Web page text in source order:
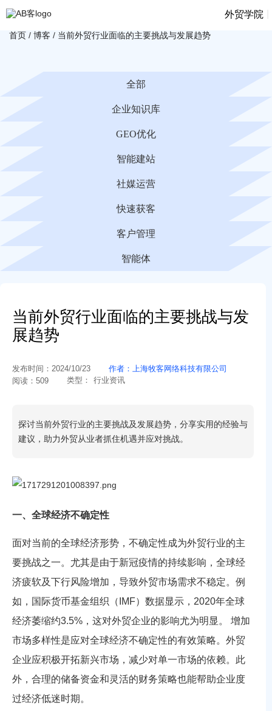
外贸学院
首页 / 博客 / 当前外贸行业面临的主要挑战与发展趋势
全部
企业知识库
GEO优化
智能建站
社媒运营
快速获客
客户管理
智能体
当前外贸行业面临的主要挑战与发
展趋势
发布时间： 2024/10/23 作者： 上海牧客网络科技有限公司
阅读： 509 类型： 行业资讯
探讨当前外贸行业的主要挑战及发展趋势，分享实用的经验与
建议，助力外贸从业者抓住机遇并应对挑战。
一、全球经济不确定性
面对当前的全球经济形势，不确定性成为外贸行业的主
要挑战之一。尤其是由于新冠疫情的持续影响，全球经
济疲软及下行风险增加，导致外贸市场需求不稳定。例
如，国际货币基金组织（IMF）数据显示，2020年全球
经济萎缩约3.5%，这对外贸企业的影响尤为明显。 增加
市场多样性是应对全球经济不确定性的有效策略。外贸
企业应积极开拓新兴市场，减少对单一市场的依赖。此
外，合理的储备资金和灵活的财务策略也能帮助企业度
过经济低迷时期。